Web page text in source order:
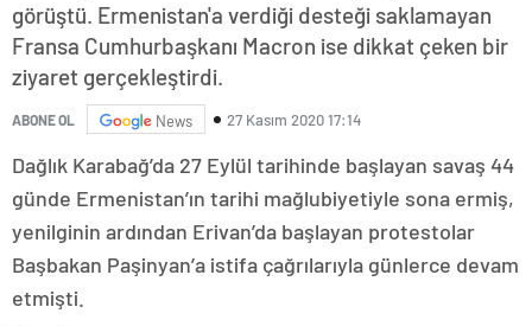
görüştü. Ermenistan'a verdiği desteği saklamayan
Fransa Cumhurbaşkanı Macron ise dikkat çeken bir
ziyaret gerçekleştirdi.
ABONE OL News 27 Kasım 2020 17:14
Dağlık Karabağ’da 27 Eylül tarihinde başlayan savaş 44
günde Ermenistan’ın tarihi mağlubiyetiyle sona ermiş,
yenilginin ardından Erivan’da başlayan protestolar
Başbakan Paşinyan’a istifa çağrılarıyla günlerce devam
etmişti.